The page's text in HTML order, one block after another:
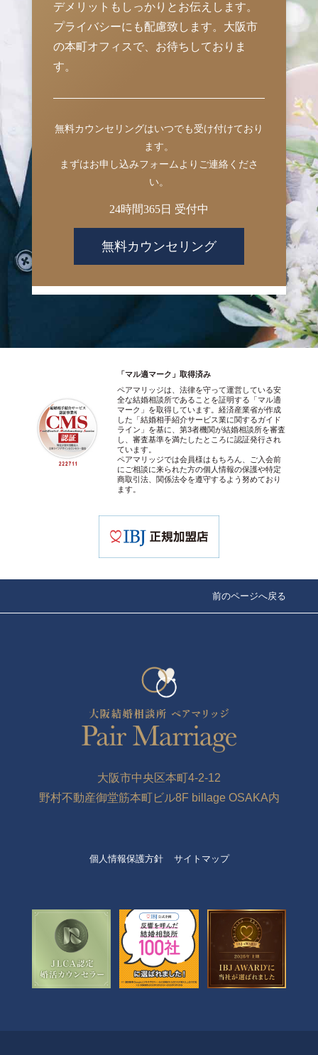
デメリットもしっかりとお伝えします。
プライバシーにも配慮致します。大阪市
の本町オフィスで、お待ちしておりま
す。
無料カウンセリングはいつでも受け付けており
ます。
まずはお申し込みフォームよりご連絡くださ
い。
24時間365日 受付中
無料カウンセリング
「マル適マーク」取得済み
ペアマリッジは、法律を守って運営している安
全な結婚相談所であることを証明する「マル適
マーク」を取得しています。経済産業省が作成
した「結婚相手紹介サービス業に関するガイド
ライン」を基に、第3者機関が結婚相談所を審査
し、審査基準を満たしたところに認証発行され
ています。
ペアマリッジでは会員様はもちろん、ご入会前
にご相談に来られた方の個人情報の保護や特定
商取引法、関係法令を遵守するよう努めており
ます。
前のページへ戻る
大阪市中央区本町4-2-12
野村不動産御堂筋本町ビル8F billage OSAKA内
個人情報保護方針 サイトマップ